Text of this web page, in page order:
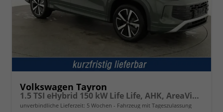
Volkswagen Tayron
1.5 TSI eHybrid 150 kW Life Life, AHK, AreaView, Side, Navi, Winter, 5-J. Garantie
unverbindliche Lieferzeit: 5 Wochen Fahrzeug mit Tageszulassung